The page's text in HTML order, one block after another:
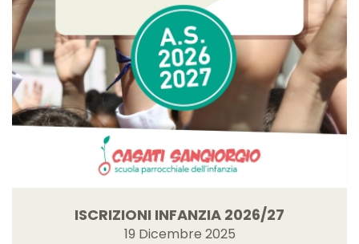
ISCRIZIONI INFANZIA 2026/27
19 Dicembre 2025